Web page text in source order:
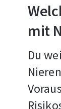
mit
Du